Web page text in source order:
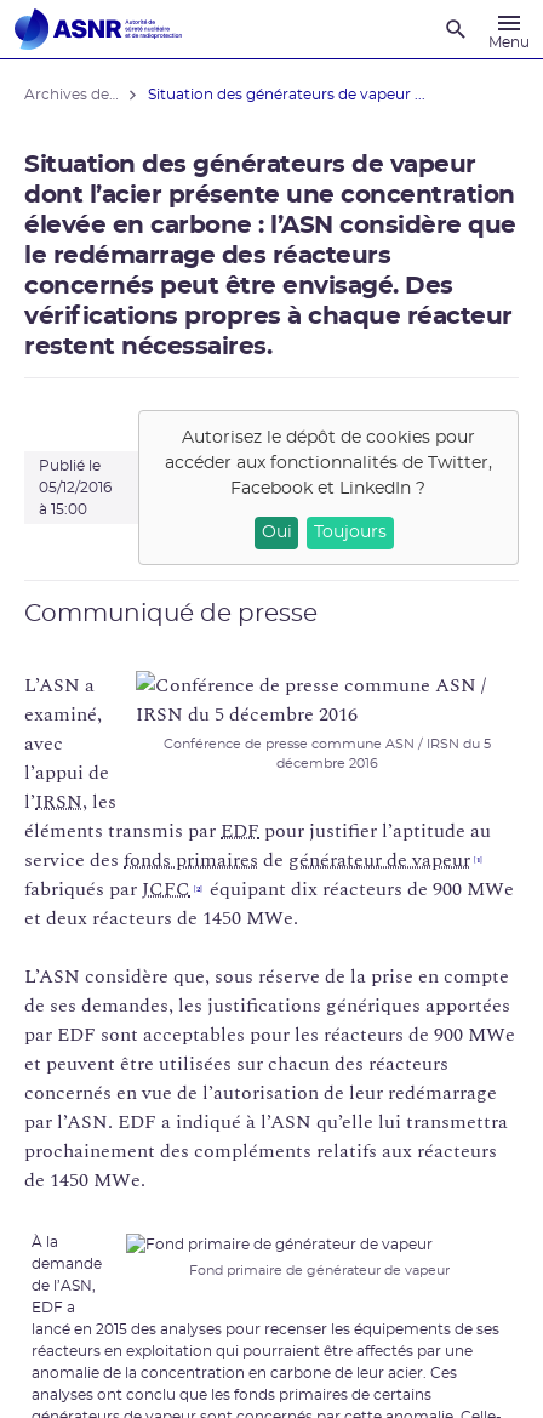
Menu
Situation des générateurs de vapeur ...
Situation des générateurs de vapeur
dont l’acier présente une concentration
élevée en carbone : l’ASN considère que
le redémarrage des réacteurs
concernés peut être envisagé. Des
vérifications propres à chaque réacteur
restent nécessaires.
Publié le
05/12/2016
à 15:00
Autorisez le dépôt de cookies pour
accéder aux fonctionnalités de Twitter,
Facebook et LinkedIn ?
Oui Toujours
Communiqué de presse
Conférence de presse commune ASN / IRSN du 5
décembre 2016
L’ASN a
examiné,
avec
l’appui de
l’IRSN, les
éléments transmis parEDF pour justifier l’aptitude au
service des fonds primaires de générateur de vapeur [1]
fabriqués parJCFC [2]
équipant dix réacteurs de 900 MWe
et deux réacteurs de 1450 MWe.
L’ASN considère que, sous réserve de la prise en compte
de ses demandes, les justifications génériques apportées
par EDF sont acceptables pour les réacteurs de 900 MWe
et peuvent être utilisées sur chacun des réacteurs
concernés en vue de l’autorisation de leur redémarrage
par l’ASN. EDF a indiqué à l’ASN qu’elle lui transmettra
prochainement des compléments relatifs aux réacteurs
de 1450 MWe.
Fond primaire de générateur de vapeur
À la
demande
de l’ASN,
EDF a
lancé en 2015 des analyses pour recenser les équipements de ses
réacteurs en exploitation qui pourraient être affectés par une
anomalie de la concentration en carbone de leur acier. Ces
analyses ont conclu que les fonds primaires de certains